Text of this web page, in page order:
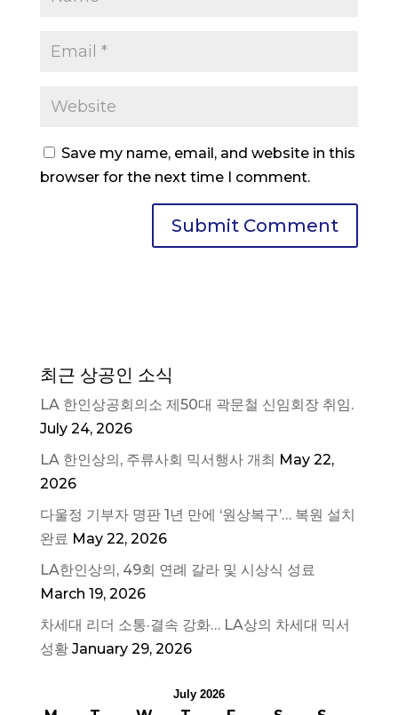
Save my name, email, and website in this
browser for the next time I comment.
최근 상공인 소식
LA 한인상공회의소 제50대 곽문철 신임회장 취임.
July 24, 2026
LA 한인상의, 주류사회 믹서행사 개최 May 22,
2026
다울정 기부자 명판 1년 만에 ‘원상복구’… 복원 설치
완료 May 22, 2026
LA한인상의, 49회 연례 갈라 및 시상식 성료
March 19, 2026
차세대 리더 소통·결속 강화… LA상의 차세대 믹서
성황 January 29, 2026
July 2026